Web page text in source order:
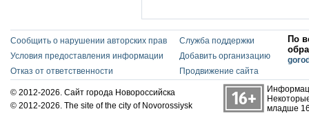
Сообщить о нарушении авторских прав
Условия предоставления информации
Отказ от ответственности
Служба поддержки
Добавить организацию
Продвижение сайта
По
© 2012-2026. Сайт города Новороссийска
© 2012-2026. The site of the city of Novorossiysk
младше